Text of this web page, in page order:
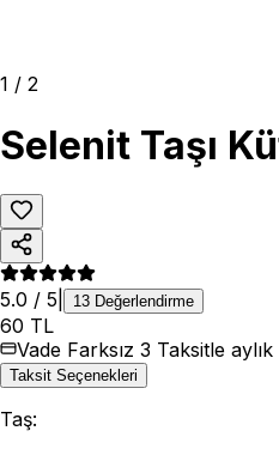
1 / 2
Selenit Taşı
5.0 / 5 13 Değerlendirme
60 TL
Vade Farksız 3 Taksitle aylık
Taksit Seçenekleri
Taş: